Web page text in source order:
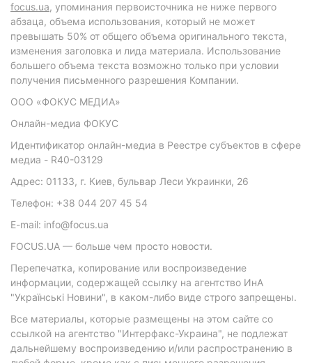
focus.ua, упоминания первоисточника не ниже первого
абзаца, объема использования, который не может
превышать 50% от общего объема оригинального текста,
изменения заголовка и лида материала. Использование
большего объема текста возможно только при условии
получения письменного разрешения Компании.
ООО «ФОКУС МЕДИА»
Онлайн-медиа ФОКУС
Идентификатор онлайн-медиа в Реестре субъектов в сфере
медиа - R40-03129
Адрес: 01133, г. Киев, бульвар Леси Украинки, 26
Телефон: +38 044 207 45 54
E-mail: info@focus.ua
FOCUS.UA — больше чем просто новости.
Перепечатка, копирование или воспроизведение
информации, содержащей ссылку на агентство ИнА
"Українські Новини", в каком-либо виде строго запрещены.
Все материалы, которые размещены на этом сайте со
ссылкой на агентство "Интерфакс-Украина", не подлежат
дальнейшему воспроизведению и/или распространению в